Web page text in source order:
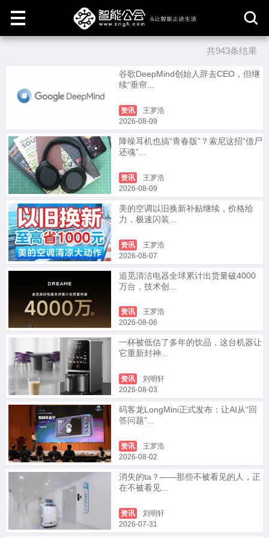
消
共943条结果
谷歌DeepMind创始人辞去CEO，但继
续“垂帘...
资讯
王罗浩
2026-08-09
降噪耳机也搞“青春版”？索尼这招“借尸
还魂”...
资讯
王罗浩
2026-08-09
美的空调以旧换新补贴继续，价格给
力，极速闪装...
资讯
王罗浩
2026-08-07
追觅清洁电器全球累计出货量破4000
万台，技术创...
资讯
王罗浩
2026-08-06
一杯被低估了多年的饮品，这台机器让
它重新封神...
资讯
刘明轩
2026-08-03
码客龙LongMini正式发布：让AI从“回
答问题”...
资讯
王罗浩
2026-08-02
消失的ta？——那些不被看见的人，正
在不被看见...
资讯
刘明轩
2026-07-31